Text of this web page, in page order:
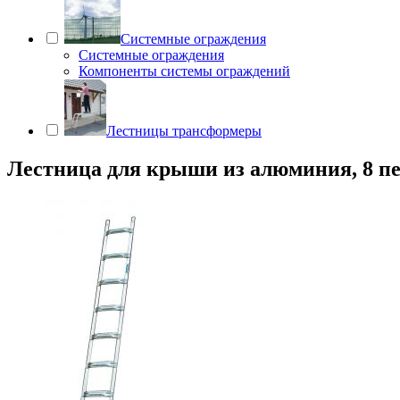
Системные ограждения
Системные ограждения
Компоненты системы ограждений
Лестницы трансформеры
Лестница для крыши из алюминия, 8